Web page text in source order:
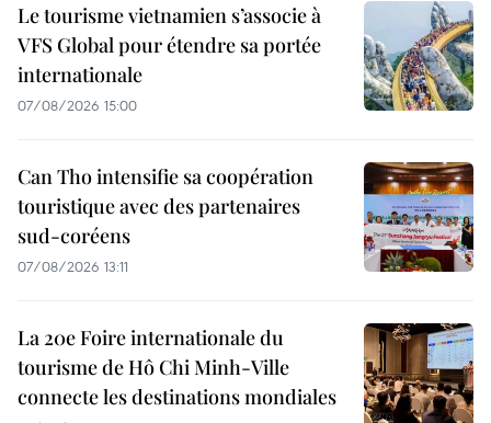
Le tourisme vietnamien s’associe à
VFS Global pour étendre sa portée
internationale
07/08/2026 15:00
Can Tho intensifie sa coopération
touristique avec des partenaires
sud-coréens
07/08/2026 13:11
La 20e Foire internationale du
tourisme de Hô Chi Minh-Ville
connecte les destinations mondiales